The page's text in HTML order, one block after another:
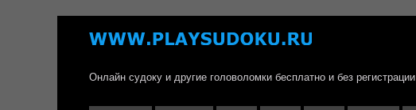
Онлайн судоку и другие головоломки бесплатно и без регистрации